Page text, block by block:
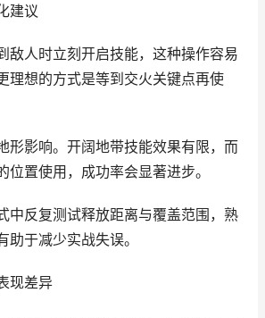
建议
敌人时立刻开启技能，这种操作容易
理想的方式是等到交火关键点再使
形影响。开阔地带技能效果有限，而
位置使用，成功率会显著进步。
中反复测试释放距离与覆盖范围，熟
于减少实战失误。
现差异